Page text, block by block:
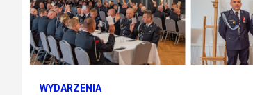
WYDARZENIA